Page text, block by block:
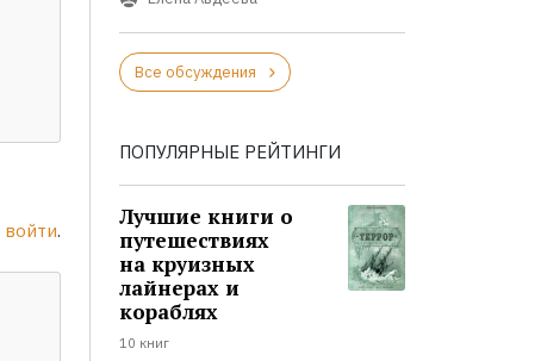
войти.
Все обсуждения
ПОПУЛЯРНЫЕ РЕЙТИНГИ
Лучшие книги о
путешествиях
на круизных
лайнерах и
кораблях
10 книг